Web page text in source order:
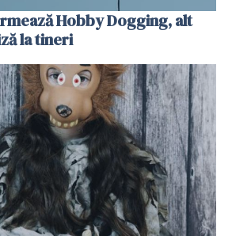
Hobby Dogging, alt
la tineri